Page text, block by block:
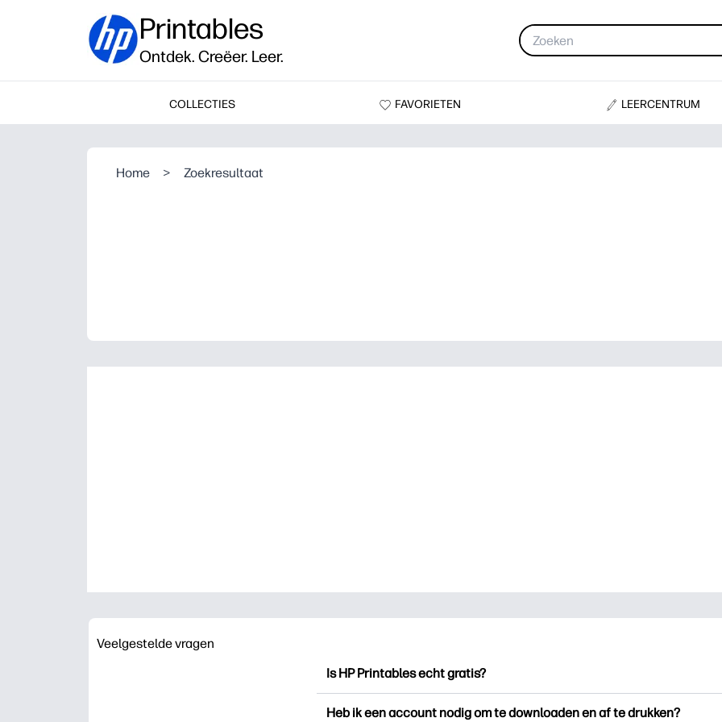
Printables
Ontdek. Creëer. Leer.
COLLECTIES FAVORIETEN LEERCENTRUM
Home > Zoekresultaat
Veelgestelde vragen
Is HP Printables echt gratis?
Heb ik een account nodig om te downloaden en af te drukken?